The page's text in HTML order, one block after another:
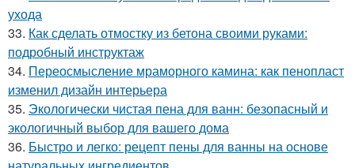
ухода
33. Как сделать отмостку из бетона своими руками:
подробный инструктаж
34. Переосмысление мраморного камина: как пенопласт
изменил дизайн интерьера
35. Экологически чистая пена для ванн: безопасный и
экологичный выбор для вашего дома
36. Быстро и легко: рецепт пены для ванны на основе